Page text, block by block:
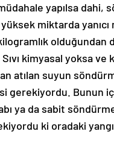
yapılsa
miktarda
kimyasal yoksa ve
atılan suyun
gerekiyordu. Bunun
ya da sabit
ki oradaki